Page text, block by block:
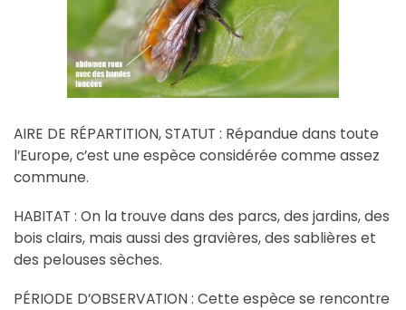
AIRE DE RÉPARTITION, STATUT : Répandue dans toute
l’Europe, c’est une espèce considérée comme assez
commune.
HABITAT : On la trouve dans des parcs, des jardins, des
bois clairs, mais aussi des gravières, des sablières et
des pelouses sèches.
PÉRIODE D’OBSERVATION : Cette espèce se rencontre